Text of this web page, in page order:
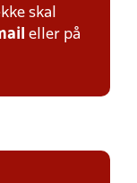
skal
eller på